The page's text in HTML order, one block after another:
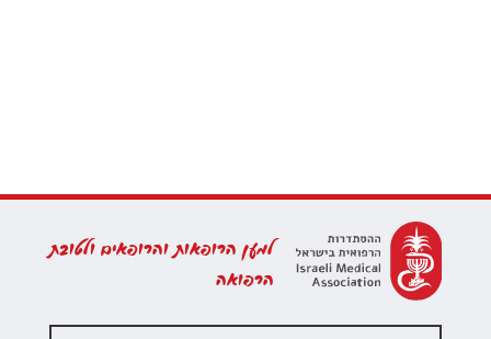
למען הרופאות והרופאים ולטובת
הרפואה